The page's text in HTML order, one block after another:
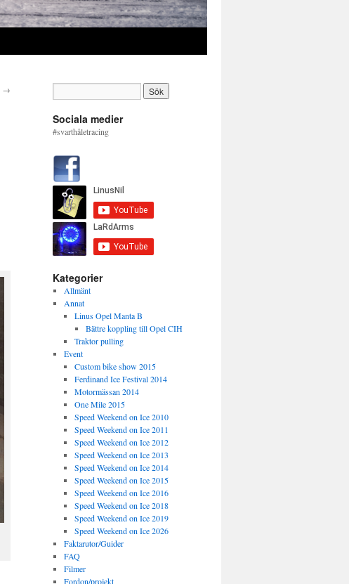
→
Sociala medier
#svarthåletracing
Kategorier
Allmänt
Annat
Linus Opel Manta B
Bättre koppling till Opel CIH
Traktor pulling
Event
Custom bike show 2015
Ferdinand Ice Festival 2014
Motormässan 2014
One Mile 2015
Speed Weekend on Ice 2010
Speed Weekend on Ice 2011
Speed Weekend on Ice 2012
Speed Weekend on Ice 2013
Speed Weekend on Ice 2014
Speed Weekend on Ice 2015
Speed Weekend on Ice 2016
Speed Weekend on Ice 2018
Speed Weekend on Ice 2019
Speed Weekend on Ice 2026
Faktarutor/Guider
FAQ
Filmer
Fordon/projekt